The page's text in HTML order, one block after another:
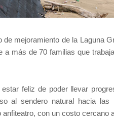
mejoramiento de la Laguna
a más de 70 familias que
feliz de poder llevar
al sendero natural hacia
con un costo cercano